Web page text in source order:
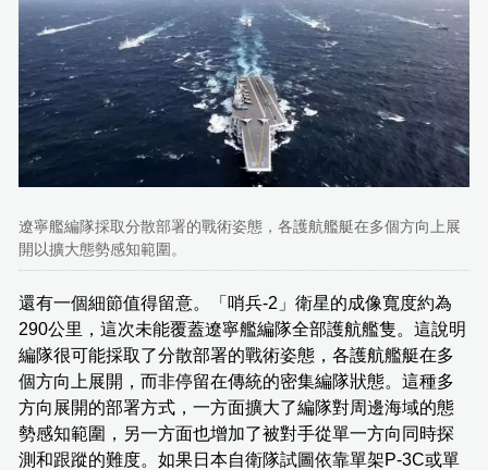
遼寧艦編隊採取分散部署的戰術姿態，各護航艦艇在多個方向上展
開以擴大態勢感知範圍。
還有一個細節值得留意。「哨兵-2」衛星的成像寬度約為
290公里，這次未能覆蓋遼寧艦編隊全部護航艦隻。這說明
編隊很可能採取了分散部署的戰術姿態，各護航艦艇在多
個方向上展開，而非停留在傳統的密集編隊狀態。這種多
方向展開的部署方式，一方面擴大了編隊對周邊海域的態
勢感知範圍，另一方面也增加了被對手從單一方向同時探
測和跟蹤的難度。如果日本自衛隊試圖依靠單架P-3C或單